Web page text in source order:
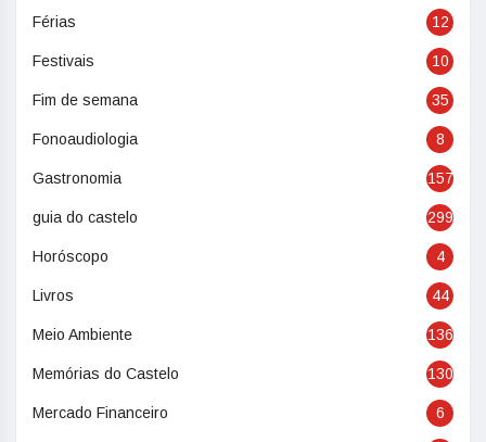
Férias 12
Festivais 10
Fim de semana 35
Fonoaudiologia 8
Gastronomia 157
guia do castelo 299
Horóscopo 4
Livros 44
Meio Ambiente 136
Memórias do Castelo 130
Mercado Financeiro 6